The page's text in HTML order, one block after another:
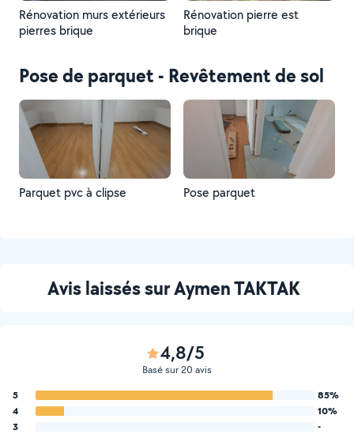
Rénovation murs extérieurs
pierres brique
Rénovation pierre est
brique
Pose de parquet - Revêtement de sol
Parquet pvc à clipse Pose parquet
Avis laissés sur Aymen TAKTAK
4,8/5
Basé sur 20 avis
5
85%
4
10%
3
-